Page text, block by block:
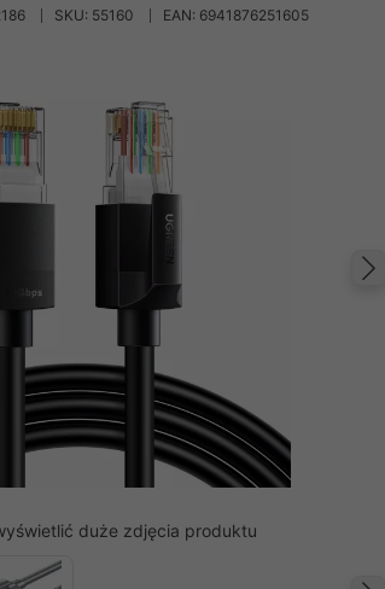
SKU: 55160 EAN: 6941876251605
duże zdjęcia produktu